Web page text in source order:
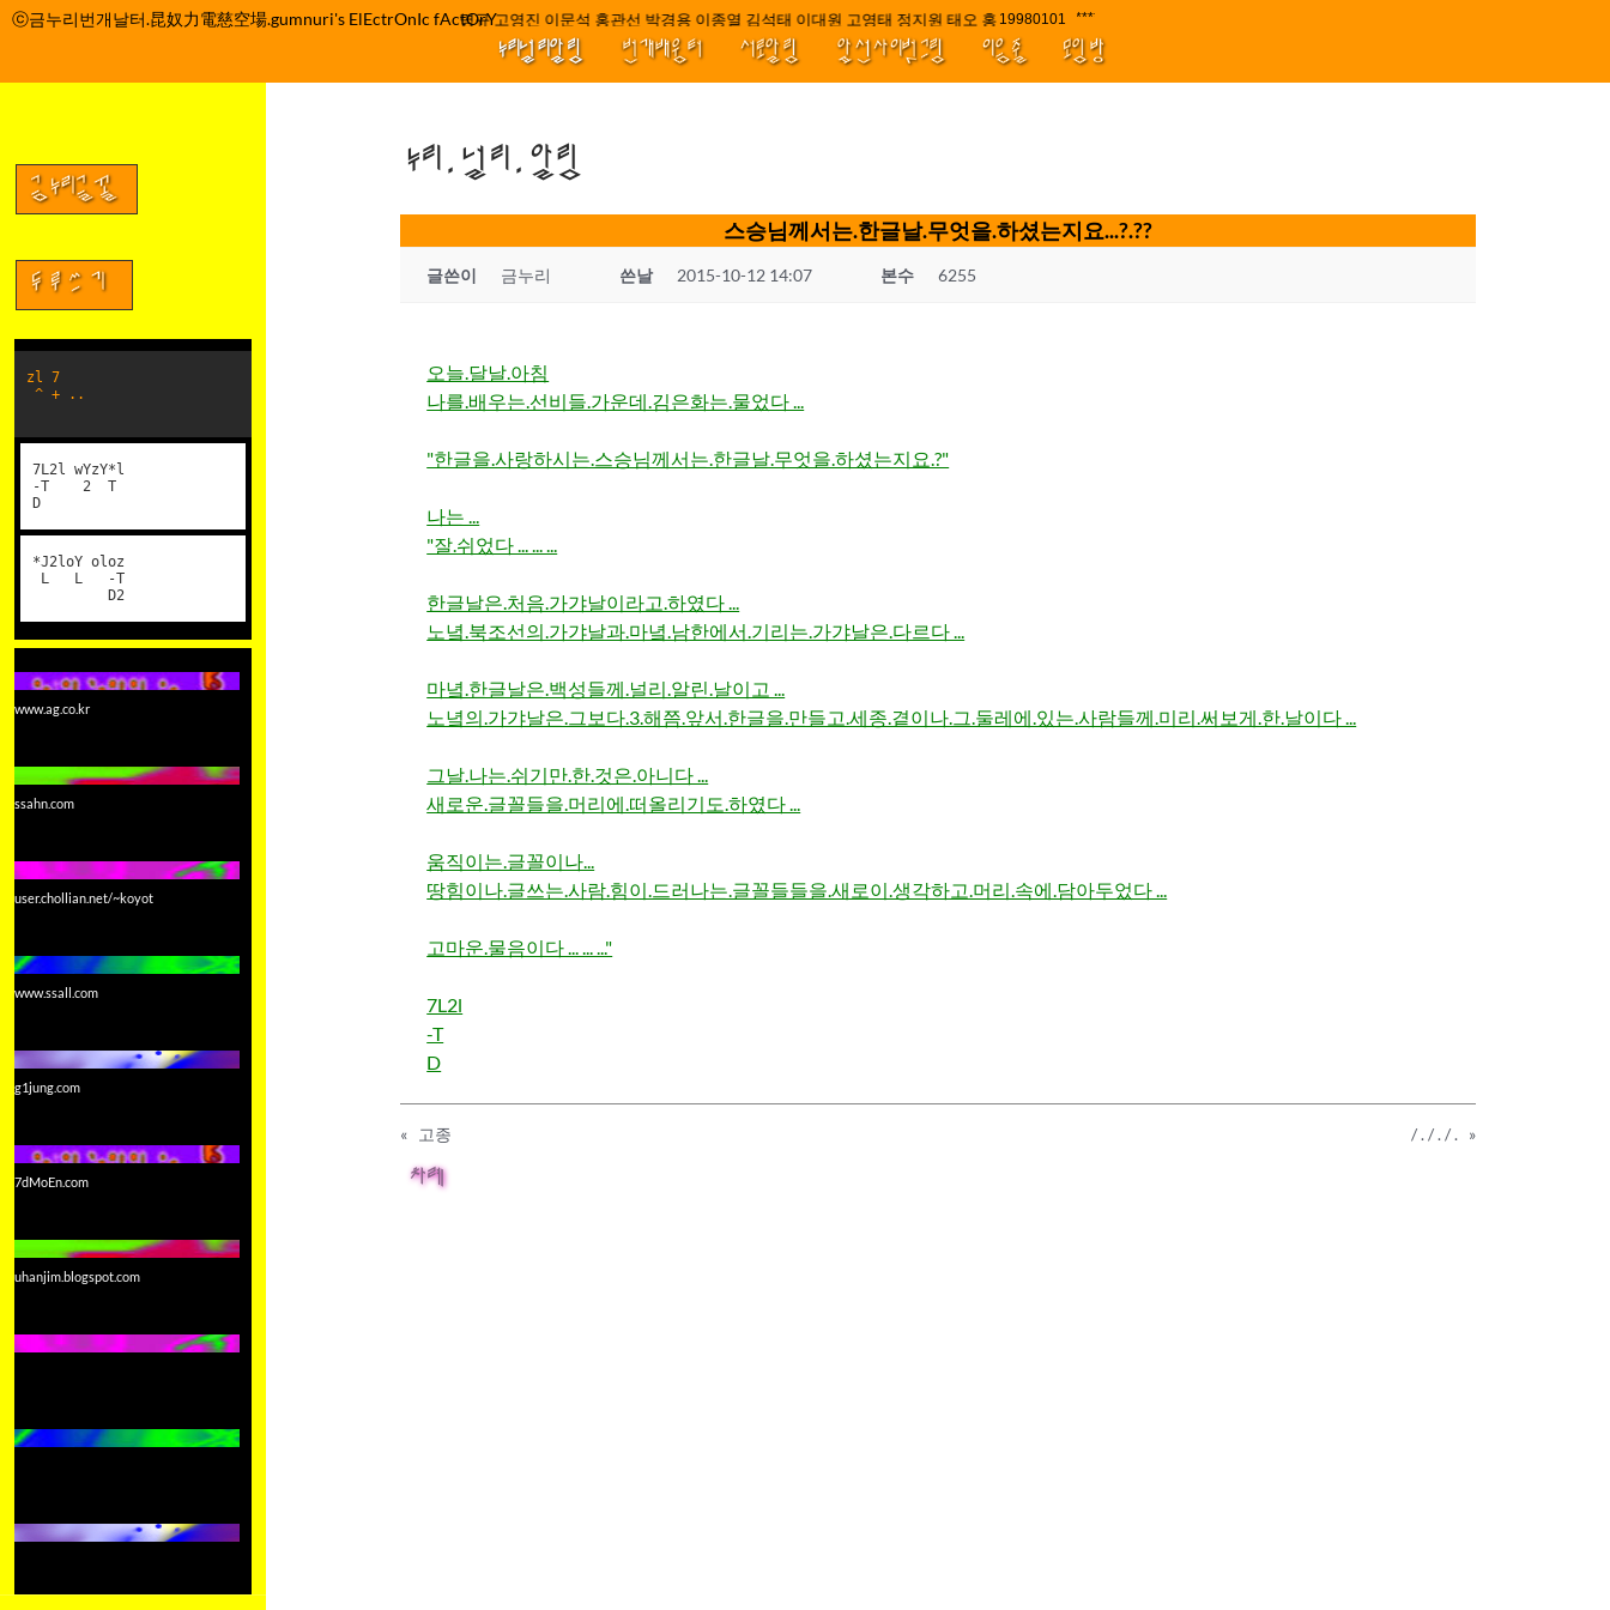
컨
기
ⓒ금누리번개날터.昆奴力電慈空場.gumnuri's ElEctrOnIc fActOrY박정관 조명규 고영진 이문석 홍관선 박경용 이종열 김석태 이대원 고영태 정지원 태오 홍 최윤호 백지원 김효정 금드레 임형모 양동열 안길재 김성태 이율 유성민 손윤희 이은미
19980101////||||****||||
누리널리알림 번개배움터 서로알림 앞선사이벗그림 이음줄 모임방
누리.널리.알림
스승님께서는.한글날.무엇을.하셨는지요...?.??
글쓴이 금누리 쓴날 2015-10-12 14:07 본수 6255
오늘.달날.아침
나를.배우는.선비들.가운데.김은화는.물었다 ...
"한글을.사랑하시는.스승님께서는.한글날.무엇을.하셨는지요.?"
나는 ...
"잘.쉬었다 ... ... ...
한글날은.처음.가갸날이라고.하였다 ...
노녘.북조선의.가갸날과.마녘.남한에서.기리는.가갸날은.다르다 ...
마녘.한글날은.백성들께.널리.알린.날이고 ...
노녘의.가갸날은.그보다.3.해쯤.앞서.한글을.만들고.세종.곁이나.그.둘레에.있는.사람들께.미리.써보게.한.날이다 ...
그날.나는.쉬기만.한.것은.아니다 ...
새로운.글꼴들을.머리에.떠올리기도.하였다 ...
움직이는.글꼴이나...
땅힘이나.글쓰는.사람.힘이.드러나는.글꼴들들을.새로이.생각하고.머리.속에.담아두었다 ...
고마운.물음이다 ... ... ..."
7L2l
-T
D
« 고종 / . / . / . »
차례
금누리글꼴
두루쓰기
zl 7
^ + ..
7L2l wYzY*l
-T 2 T
D
*J2loY oloz
L L -T
D2
www.ag.co.kr
ssahn.com
user.chollian.net/~koyot
www.ssall.com
g1jung.com
7dMoEn.com
uhanjim.blogspot.com